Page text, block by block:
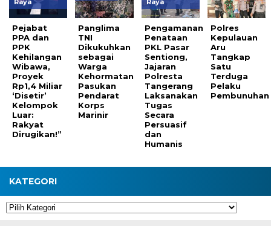
Raya
Pejabat
PPA dan
PPK
Kehilangan
Wibawa,
Proyek
Rp1,4 Miliar
‘Disetir’
Kelompok
Luar:
Rakyat
Dirugikan!”
Panglima
TNI
Dikukuhkan
sebagai
Warga
Kehormatan
Pasukan
Pendarat
Korps
Marinir
Raya
Pengamanan
Penataan
PKL Pasar
Sentiong,
Jajaran
Polresta
Tangerang
Laksanakan
Tugas
Secara
Persuasif
dan
Humanis
Polres
Kepulauan
Aru
Tangkap
Satu
Terduga
Pelaku
Pembunuhan
KATEGORI
Kategori